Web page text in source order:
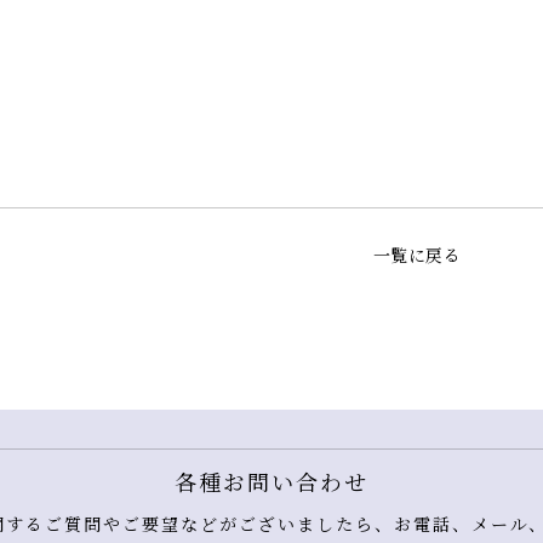
一覧に戻る
各種お問い合わせ
るご質問やご要望などがございましたら、お電話、メール